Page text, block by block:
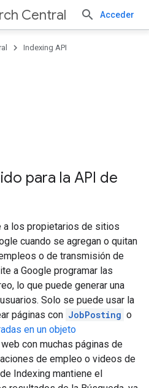
Central Acceder
Indexing API
para la API de
a los propietarios de sitios
cuando se agregan o quitan
o de transmisión de
a Google programar las
lo que puede generar una
Solo se puede usar la
páginas con JobPosting o
en un objeto
con muchas páginas de
de empleo o videos de
Indexing mantiene el